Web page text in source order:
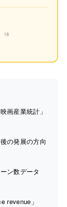
18
画産業統計」
の発展の方向
ン数データ
revenue」